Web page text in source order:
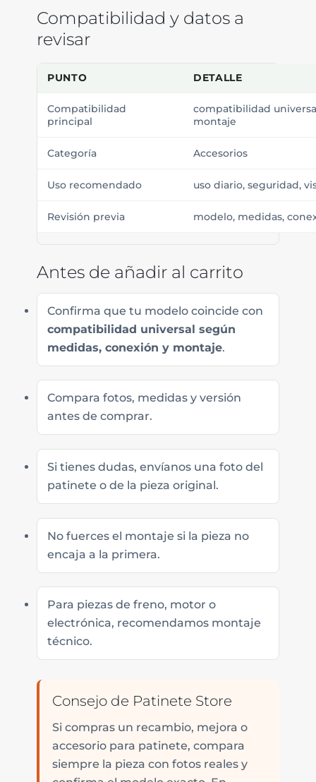
Compatibilidad y datos a
revisar
PUNTO DETALLE
Compatibilidad
principal
compatibilidad
montaje
Categoría Accesorios
Uso recomendado uso diario, seguridad,
Revisión previa modelo, medidas,
Antes de añadir al carrito
Confirma que tu modelo coincide con
compatibilidad universal según
medidas, conexión y montaje.
Compara fotos, medidas y versión
antes de comprar.
Si tienes dudas, envíanos una foto del
patinete o de la pieza original.
No fuerces el montaje si la pieza no
encaja a la primera.
Para piezas de freno, motor o
electrónica, recomendamos montaje
técnico.
Consejo de Patinete Store
Si compras un recambio, mejora o
accesorio para patinete, compara
siempre la pieza con fotos reales y